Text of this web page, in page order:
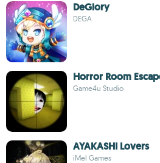
DeGlory
DEGA
Horror Room
Game4u Studio
AYAKASHI Lovers
iMel Games